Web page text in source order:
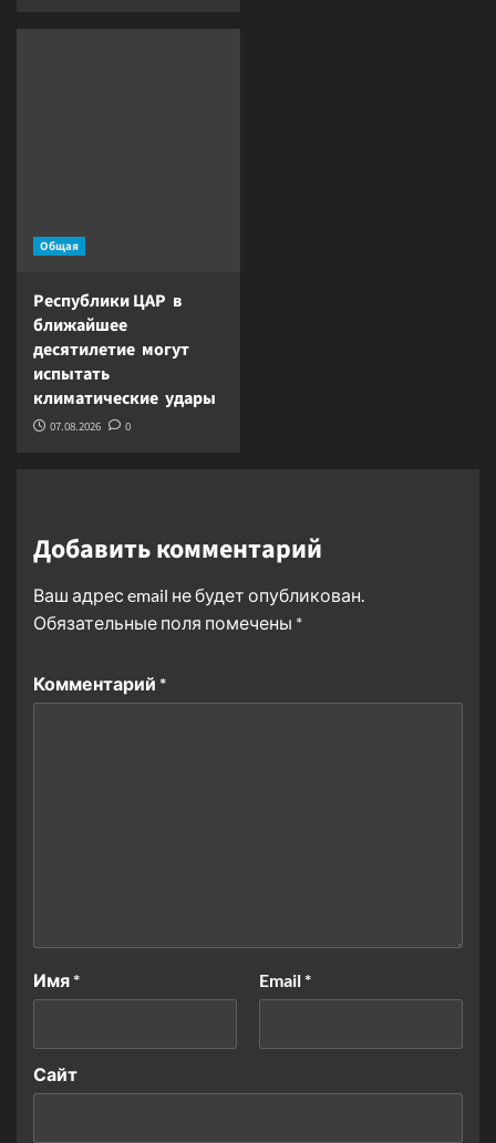
Общая
Республики ЦАР в
ближайшее
десятилетие могут
испытать
климатические удары
07.08.2026 0
Добавить комментарий
Ваш адрес email не будет опубликован.
Обязательные поля помечены *
Комментарий *
Имя* Email*
Сайт